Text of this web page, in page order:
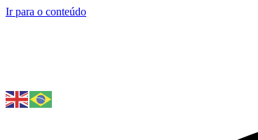
Ir para o conteúdo